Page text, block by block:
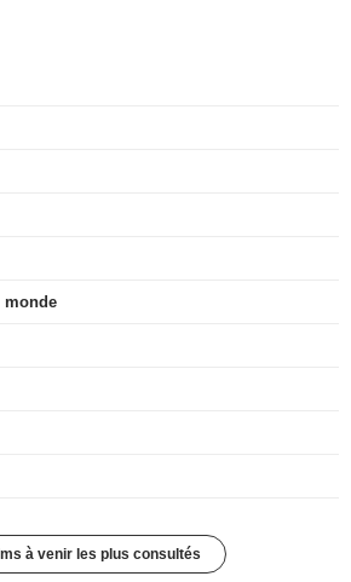
monde
à venir les plus consultés